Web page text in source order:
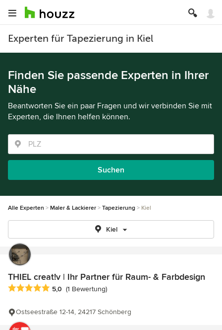
Experten für Tapezierung in Kiel
Finden Sie passende Experten in Ihrer
Nähe
Beantworten Sie ein paar Fragen und wir verbinden Sie mit
Experten, die Ihnen helfen können.
Suchen
Alle Experten Maler & Lackierer Tapezierung Kiel
Kiel
THIEL creat!v | Ihr Partner für Raum- & Farbdesign
Durchschnittliche Bewertung: 5 von 5 Sternen
5,0 (1 Bewertung)
Ostseestraße 12-14, 24217 Schönberg